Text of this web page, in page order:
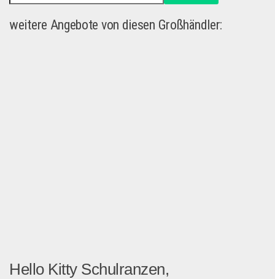
weitere Angebote von diesen Großhändler:
Hello Kitty Schulranzen,